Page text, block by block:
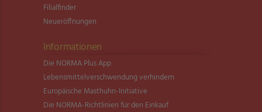
Filialfinder
Neueröffnungen
Informationen
Die NORMA Plus App
Lebensmittel­verschwendung verhindern
Europäische Masthuhn-Initiative
Die NORMA-Richtlinien für den Einkauf